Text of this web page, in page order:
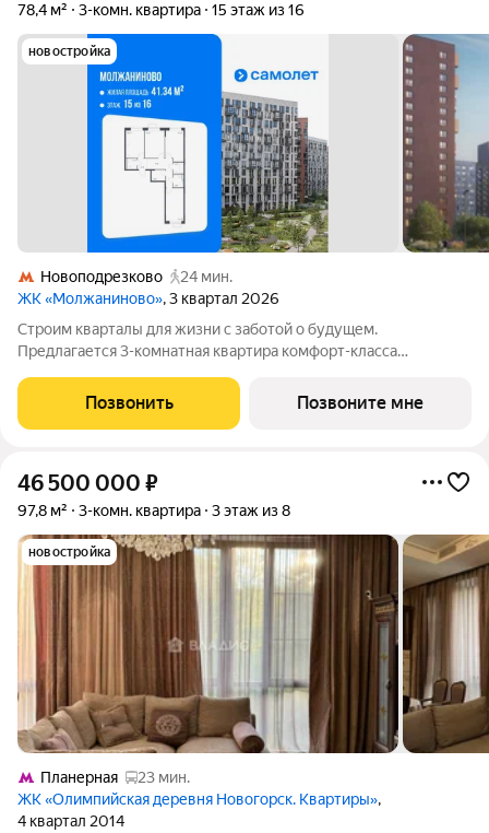
78,4 м²
3-комн. квартира 15 этаж из 16
новостройка
Новоподрезково
24 мин.
ЖК «Молжаниново», 3 квартал 2026
Строим кварталы для жизни с заботой о будущем.
Предлагается 3-комнатная квартира комфорт-класса
этаже, в жилом комплексе "Молжаниново".Для тех, кто ценит
время, предлагаем сделать готовую отделку:
Позвонить Позвоните мне
46 500 000 ₽
97,8 м² 3-комн. квартира 3 этаж из 8
новостройка
Планерная
23 мин.
ЖК «Олимпийская деревня Новогорск. Квартиры»,
4 квартал 2014